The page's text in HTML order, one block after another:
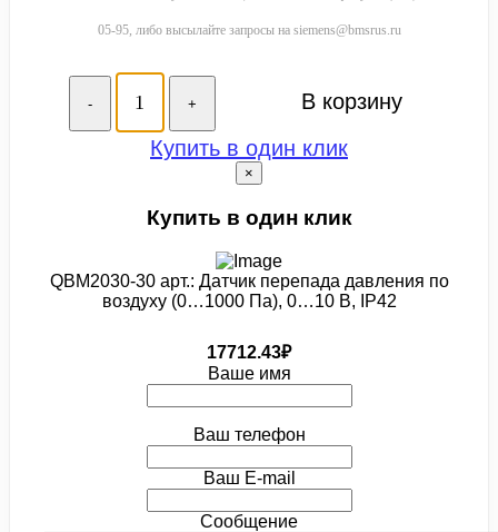
05-95, либо высылайте запросы на siemens@bmsrus.ru
- +
В корзину
Купить в один клик
×
Купить в один клик
QBM2030-30 арт.: Датчик перепада давления по
воздуху (0…1000 Па), 0…10 В, IP42
17712.43₽
Ваше имя
Ваш телефон
Ваш E-mail
Сообщение